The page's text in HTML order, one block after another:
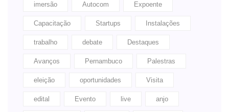
imersão Autocom Expoente
Capacitação Startups Instalações
trabalho debate Destaques
Avanços Pernambuco Palestras
eleição oportunidades Visita
edital Evento live anjo